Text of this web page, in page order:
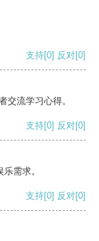
支持[0] 反对[0]
交流学习心得。
支持[0] 反对[0]
需求。
支持[0] 反对[0]